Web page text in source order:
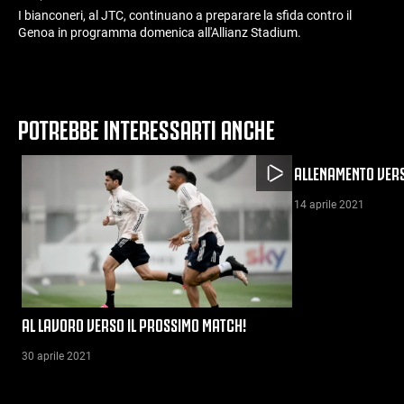
I bianconeri, al JTC, continuano a preparare la sfida contro il
Genoa in programma domenica all'Allianz Stadium.
POTREBBE INTERESSARTI ANCHE
AL LAVORO VERSO IL PROSSIMO MATCH!
30 aprile 2021
ALLENAMENTO
14 aprile 2021